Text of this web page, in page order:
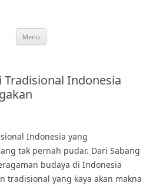
Menu
Tradisional Indonesia
Indonesia yang
tak pernah pudar. Dari Sabang
budaya di Indonesia
tradisional yang kaya akan makna